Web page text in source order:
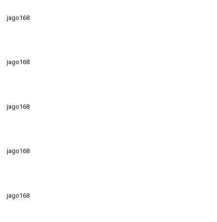
jago168
jago168
jago168
jago168
jago168